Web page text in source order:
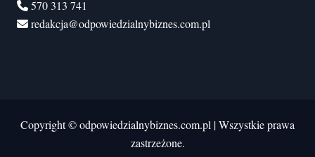
570 313 741
redakcja@odpowiedzialnybiznes.com.pl
Copyright © odpowiedzialnybiznes.com.pl |Wszystkie prawa
zastrzeżone.